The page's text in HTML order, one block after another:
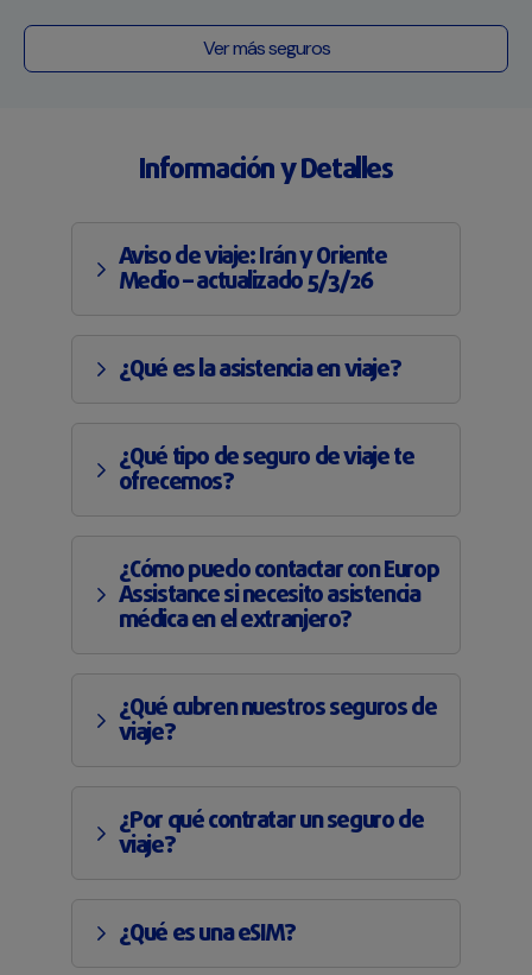
Ver más seguros
Información y Detalles
Aviso de viaje: Irán y Oriente
Medio – actualizado 5/3/26
¿Qué es la asistencia en viaje?
¿Qué tipo de seguro de viaje te
ofrecemos?
¿Cómo puedo contactar con Europ
Assistance si necesito asistencia
médica en el extranjero?
¿Qué cubren nuestros seguros de
viaje?
¿Por qué contratar un seguro de
viaje?
¿Qué es una eSIM?